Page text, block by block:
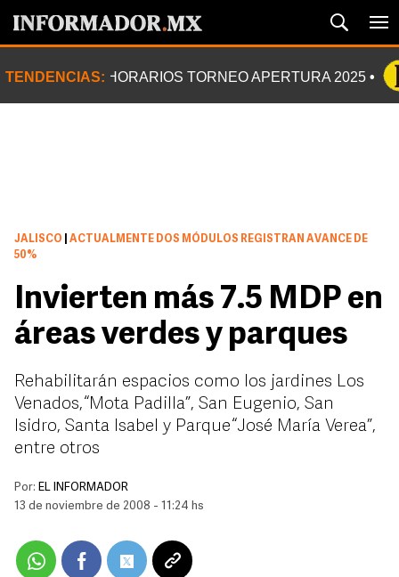
TENDENCIAS: HORARIOS TORNEO APERTURA 2025
JALISCO
ACTUALMENTE DOS MÓDULOS REGISTRAN AVANCE DE
50%
Invierten más 7.5 MDP en
áreas verdes y parques
Rehabilitarán espacios como los jardines Los
Venados, “Mota Padilla”, San Eugenio, San
Isidro, Santa Isabel y Parque “José María Verea”,
entre otros
Por: EL INFORMADOR
13 de noviembre de 2008 - 11:24 hs